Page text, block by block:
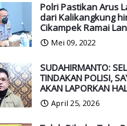
Polri Pastikan Arus
dari Kalikangkung
Cikampek Ramai
Mei 09, 2022
SUDAHIRMANTO:
TINDAKAN POLISI,
AKAN LAPORKAN
April 25, 2026